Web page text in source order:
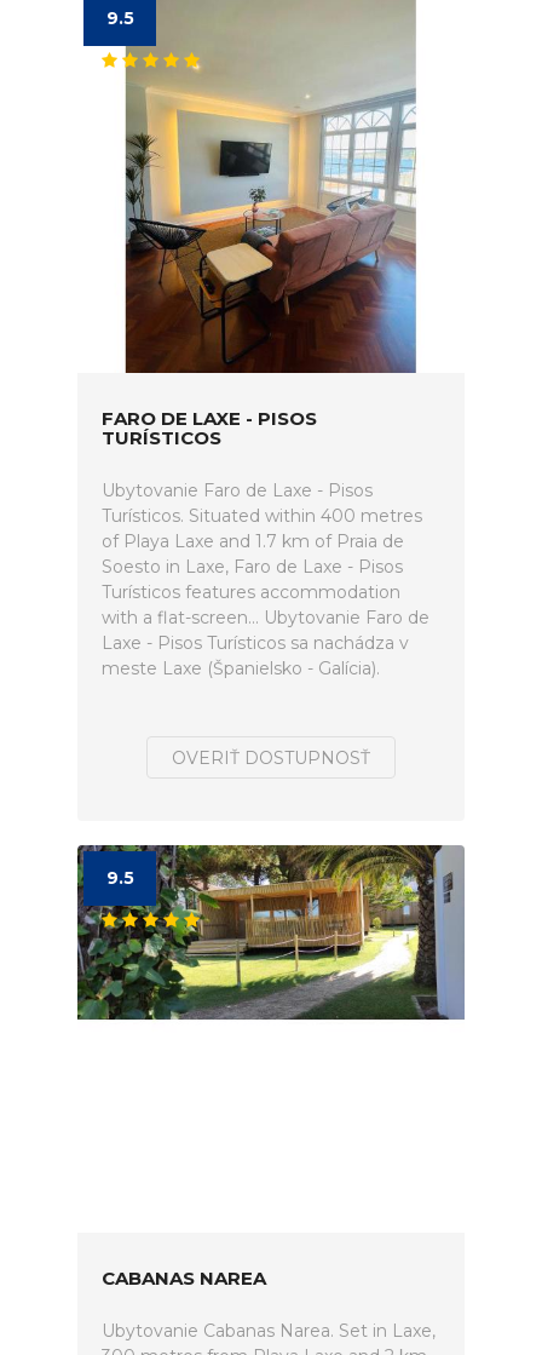
9.5
FARO DE LAXE - PISOS
TURÍSTICOS
Ubytovanie Faro de Laxe - Pisos
Turísticos. Situated within 400 metres
of Playa Laxe and 1.7 km of Praia de
Soesto in Laxe, Faro de Laxe - Pisos
Turísticos features accommodation
with a flat-screen... Ubytovanie Faro de
Laxe - Pisos Turísticos sa nachádza v
meste Laxe (Španielsko - Galícia).
OVERIŤ DOSTUPNOSŤ
9.5
CABANAS NAREA
Ubytovanie Cabanas Narea. Set in Laxe,